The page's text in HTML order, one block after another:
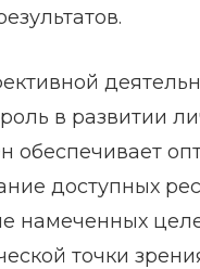
в развитии
обеспечивает
доступных
намеченных
точки